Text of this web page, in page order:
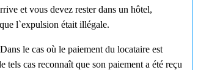
et vous devez rester dans un hôtel,
l`expulsion était illégale.
le cas où le paiement du locataire est
cas reconnaît que son paiement a été reçu